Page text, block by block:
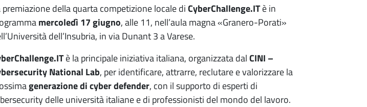
premiazione della quarta competizione locale diCyberChallenge.ITè in
mercoledì 17 giugno, alle 11, nell’aula magna «Granero-Porati»
dell’Insubria, in via Dunant 3 a Varese.
è la principale iniziativa italiana, organizzata dalCINI –
National Lab, per identificare, attrarre, reclutare e valorizzare la
generazione di cyber defender, con il supporto di esperti di
delle università italiane e di professionisti del mondo del lavoro.